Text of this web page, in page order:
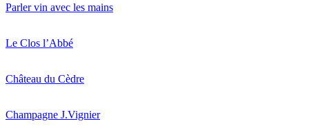
Parler vin avec les mains
Le Clos l’Abbé
Château du Cèdre
Champagne J.Vignier